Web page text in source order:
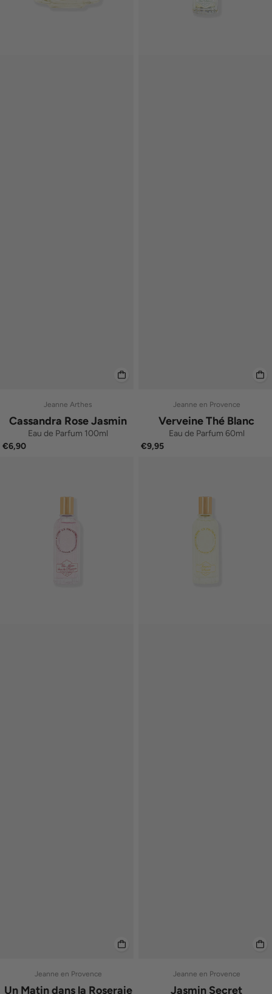
Jeanne Arthes
Cassandra Rose Jasmin
Eau de Parfum 100ml
€6,90
Jeanne en Provence
Verveine Thé Blanc
Eau de Parfum 60ml
€9,95
Jeanne en Provence
Un Matin dans la Roseraie
Jeanne en Provence
Jasmin Secret